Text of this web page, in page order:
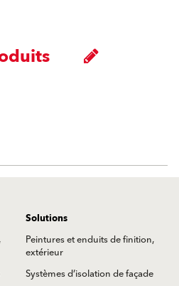
Solutions
Peintures et enduits de finition,
extérieur
Systèmes d’isolation de façade